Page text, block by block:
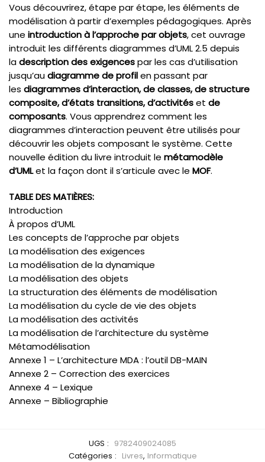
Vous découvrirez, étape par étape, les éléments de
modélisation à partir d’exemples pédagogiques. Après
une introduction à l’approche par objets, cet ouvrage
introduit les différents diagrammes d’UML 2.5 depuis
ladescription des exigencespar les cas d’utilisation
jusqu’audiagramme de profilen passant par
les diagrammes d’interaction, de classes, de structure
composite, d’états transitions, d’activitéset de
composants. Vous apprendrez comment les
diagrammes d’interaction peuvent être utilisés pour
découvrir les objets composant le système. Cette
nouvelle édition du livre introduit le métamodèle
d’UMLet la façon dont il s’articule avec le MOF.
TABLE DES MATIÈRES:
Introduction
À propos d’UML
Les concepts de l’approche par objets
La modélisation des exigences
La modélisation de la dynamique
La modélisation des objets
La structuration des éléments de modélisation
La modélisation du cycle de vie des objets
La modélisation des activités
La modélisation de l’architecture du système
Métamodélisation
Annexe 1 – L’architecture MDA : l’outil DB-MAIN
Annexe 2 – Correction des exercices
Annexe 4 – Lexique
Annexe – Bibliographie
UGS : 9782409024085
Catégories : Livres, Informatique